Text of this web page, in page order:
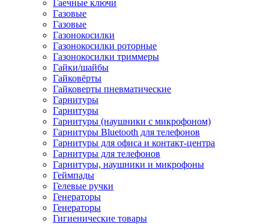
Гаечные ключи
Газовые
Газовые
Газонокосилки
Газонокосилки роторные
Газонокосилки триммеры
Гайки/шайбы
Гайковёрты
Гайковерты пневматические
Гарнитуры
Гарнитуры
Гарнитуры (наушники с микрофоном)
Гарнитуры Bluetooth для телефонов
Гарнитуры для офиса и контакт-центра
Гарнитуры для телефонов
Гарнитуры, наушники и микрофоны
Геймпады
Гелевые ручки
Генераторы
Генераторы
Гигиенические товары